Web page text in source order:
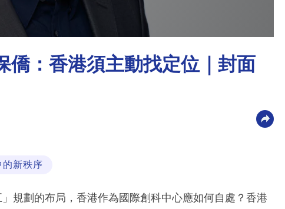
僑：香港須主動找定位｜封面
新秩序
規劃的布局，香港作為國際創科中心應如何自處？香港